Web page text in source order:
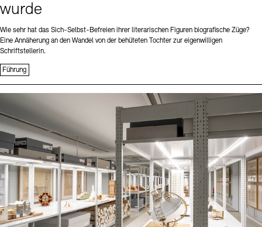
wurde
Wie sehr hat das Sich-Selbst-Befreien ihrer literarischen Figuren biografische Züge?
Eine Annäherung an den Wandel von der behüteten Tochter zur eigenwilligen
Schriftstellerin.
Führung